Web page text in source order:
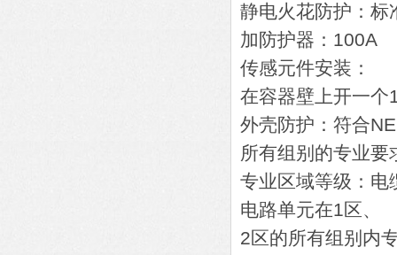
静电火花防护：标
加防护器：100A
传感元件安装：
在容器壁上开一个
外壳防护：符合
所有组别的专业要
专业区域等级：电
电路单元在1区、
2区的所有组别内